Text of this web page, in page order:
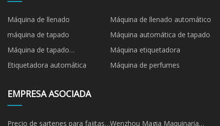
Máquina de llenado
Máquina de llenado automático
máquina de tapado
Máquina automática de tapado
Máquina de tapado
semiautomática
Máquina etiquetadora
Etiquetadora automática
Máquina de perfumes
EMPRESA ASOCIADA
Precio de sartenes para fajitas Wenzhou Magia Maquinaria